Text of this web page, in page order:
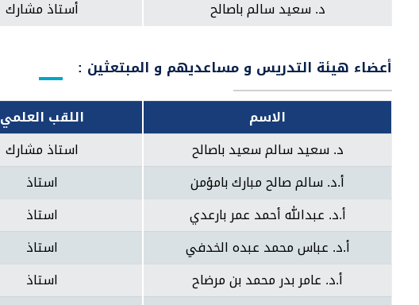
د. سعيد سالم باصالح
أستاذ مشارك
أعضاء هيئة التدريس و مساعديهم و المبتعثين :
الاسم اللقب العلمي
د. سعيد سالم سعيد باصالح
استاذ مشارك
أ.د. سالم صالح مبارك بامؤمن
استاذ
أ.د. عبدالله أحمد عمر بارعدي
استاذ
أ.د. عباس محمد عبده الخدفي
استاذ
أ.د. عامر بدر محمد بن مرضاح
استاذ